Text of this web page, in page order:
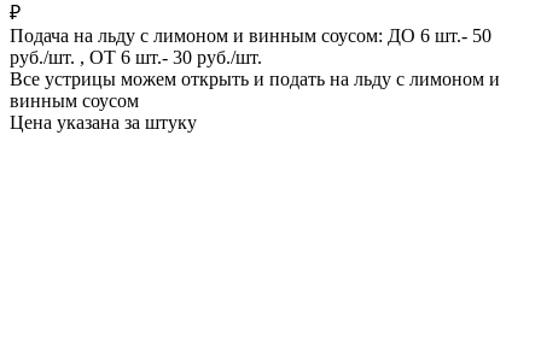
₽
Подача на льду с лимоном и винным соусом: ДО 6 шт.- 50
руб./шт. , ОТ 6 шт.- 30 руб./шт.
Все устрицы можем открыть и подать на льду с лимоном и
винным соусом
Цена указана за штуку